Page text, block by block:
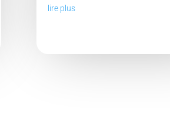
lire plus